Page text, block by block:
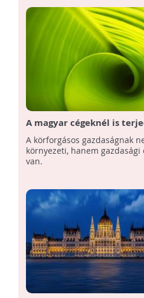
A magyar cégeknél is
körforgásos gazdasági
A körforgásos gazdaságnak
környezeti, hanem gazdasági
van.